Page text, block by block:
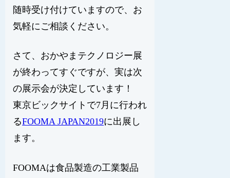
随時受け付けていますので、お
気軽にご相談ください。
さて、おかやまテクノロジー展
が終わってすぐですが、実は次
の展示会が決定しています！
東京ビックサイトで7月に行われ
るFOOMA JAPAN2019に出展し
ます。
FOOMAは食品製造の工業製品